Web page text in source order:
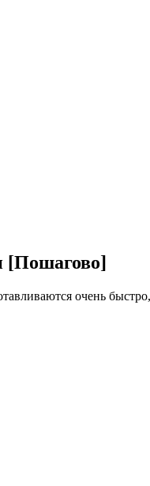
[Пошагово]
очень